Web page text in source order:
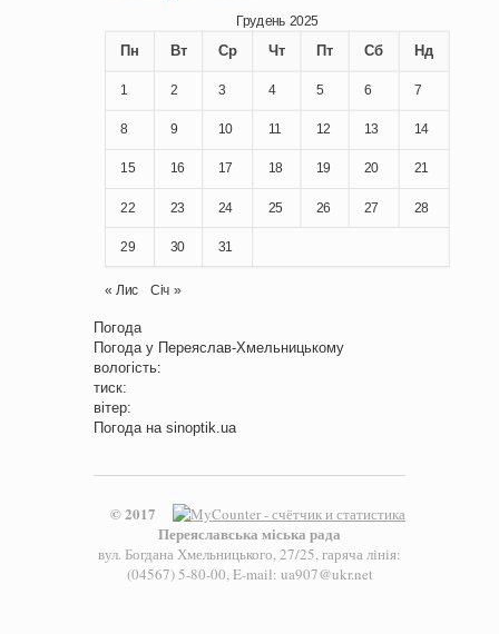
Грудень 2025
Пн Вт Ср Чт Пт Сб Нд
1 2 3 4 5 6 7
8 9 10 11 12 13 14
15 16 17 18 19 20 21
22 23 24 25 26 27 28
29 30 31
« Лис Січ »
Погода
Погода у Переяслав-Хмельницькому
вологість:
тиск:
вітер:
Погода на sinoptik.ua
© 2017
Переяславська міська рада
вул. Богдана Хмельницького, 27/25, гаряча лінія:
(04567) 5-80-00, E-mail: ua907@ukr.net